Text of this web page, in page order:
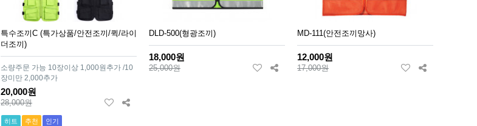
특수조끼C (특가상품/안전조끼/퀵/라이
더조끼)
소량주문 가능 10장이상 1,000원추가 /10
장미만 2,000추가
20,000원
28,000원
히트 추천 인기
DLD-500(형광조끼)
18,000원
25,000원
MD-111(안전조끼망사)
12,000원
17,000원